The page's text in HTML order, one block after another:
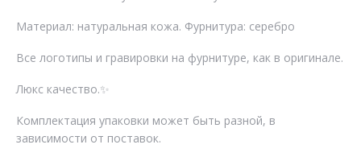
Материал: натуральная кожа. Фурнитура: серебро
Все логотипы и гравировки на фурнитуре, как в оригинале.
Люкс качество.✨
Комплектация упаковки может быть разной, в
зависимости от поставок.